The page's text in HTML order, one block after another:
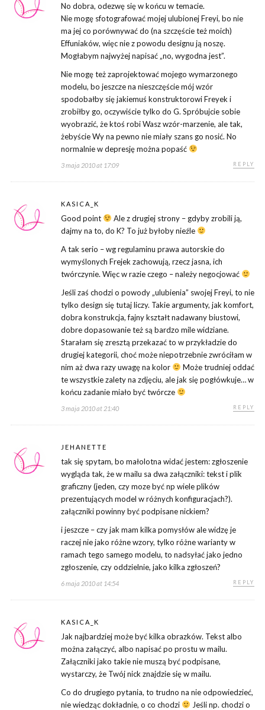
No dobra, odezwę się w końcu w temacie.
Nie mogę sfotografować mojej ulubionej Freyi, bo nie
ma jej co porównywać do (na szczęście też moich)
Effuniaków, więc nie z powodu designu ją noszę.
Mogłabym najwyżej napisać „no, wygodna jest”.
Nie mogę też zaprojektować mojego wymarzonego
modelu, bo jeszcze na nieszczęście mój wzór
spodobałby się jakiemuś konstruktorowi Freyek i
zrobiłby go, oczywiście tylko do G. Spróbujcie sobie
wyobrazić, że ktoś robi Wasz wzór-marzenie, ale tak,
żebyście Wy na pewno nie miały szans go nosić. No
normalnie w depresję można popaść
3 maja 2010 at 17:09 REPLY
KASICA_K
Good point
Ale z drugiej strony – gdyby zrobili ją,
dajmy na to, do K? To już byłoby nieźle
A tak serio – wg regulaminu prawa autorskie do
wymyślonych Frejek zachowują, rzecz jasna, ich
twórczynie. Więc w razie czego – należy negocjować
Jeśli zaś chodzi o powody „ulubienia” swojej Freyi, to nie
tylko design się tutaj liczy. Takie argumenty, jak komfort,
dobra konstrukcja, fajny kształt nadawany biustowi,
dobre dopasowanie też są bardzo mile widziane.
Starałam się zresztą przekazać to w przykładzie do
drugiej kategorii, choć może niepotrzebnie zwróciłam w
nim aż dwa razy uwagę na kolor
Może trudniej oddać
te wszystkie zalety na zdjęciu, ale jak się pogłówkuje… w
końcu zadanie miało być twórcze
3 maja 2010 at 21:40 REPLY
JEHANETTE
tak się spytam, bo małolotna widać jestem: zgłoszenie
wygląda tak, że w mailu sa dwa załączniki: tekst i plik
graficzny (jeden, czy moze być np wiele plików
prezentujących model w różnych konfiguracjach?).
załączniki powinny być podpisane nickiem?
i jeszcze – czy jak mam kilka pomysłów ale widzę je
raczej nie jako różne wzory, tylko różne warianty w
ramach tego samego modelu, to nadsyłać jako jedno
zgłoszenie, czy oddzielnie, jako kilka zgłoszeń?
6 maja 2010 at 14:54 REPLY
KASICA_K
Jak najbardziej może być kilka obrazków. Tekst albo
można załączyć, albo napisać po prostu w mailu.
Załączniki jako takie nie muszą być podpisane,
wystarczy, że Twój nick znajdzie się w mailu.
Co do drugiego pytania, to trudno na nie odpowiedzieć,
nie wiedząc dokładnie, o co chodzi
Jeśli np. chodzi o